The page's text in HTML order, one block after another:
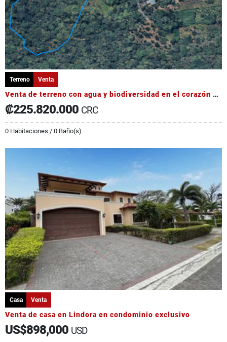
Terreno Venta
Venta de terreno con agua y biodiversidad en el corazón de Occidente
₡225.820.000 CRC
0 Habitaciones / 0 Baño(s)
Casa Venta
Venta de casa en Lindora en condominio exclusivo
US$898,000 USD